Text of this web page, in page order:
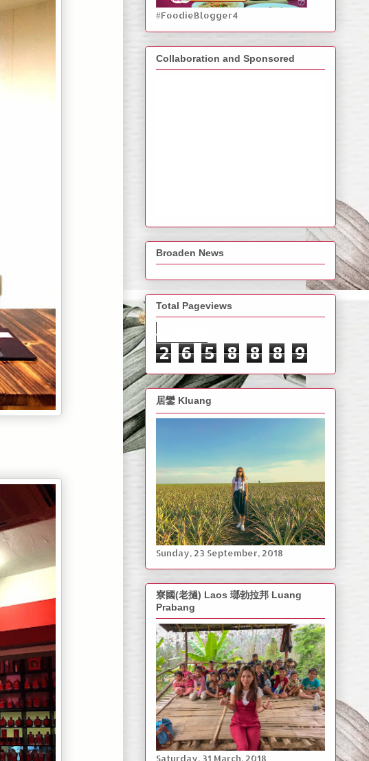
#FoodieBlogger4
Collaboration and Sponsored
Broaden News
Total Pageviews
2 6 5 8 8 8 9
居鑾 Kluang
‎Sunday, ‎23 ‎September, ‎2018
寮國(老撾) Laos 瑯勃拉邦 Luang
Prabang
Saturday, ‎31 March, ‎2018